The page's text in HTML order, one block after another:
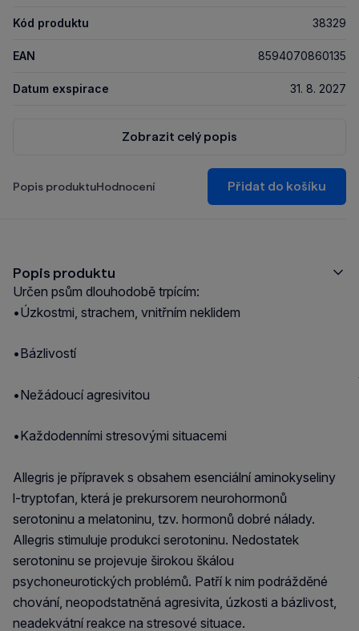
Kód produktu 38329
EAN 8594070860135
Datum exspirace 31. 8. 2027
Zobrazit celý popis
Popis produktuHodnocení Přidat do košíku
Popis produktu
Určen psům dlouhodobě trpícím:
•Úzkostmi, strachem, vnitřním neklidem
•Bázlivostí
•Nežádoucí agresivitou
•Každodenními stresovými situacemi
Allegris je přípravek s obsahem esenciální aminokyseliny
l-tryptofan, která je prekursorem neurohormonů
serotoninu a melatoninu, tzv. hormonů dobré nálady.
Allegris stimuluje produkci serotoninu. Nedostatek
serotoninu se projevuje širokou škálou
psychoneurotických problémů. Patří k nim podrážděné
chování, neopodstatněná agresivita, úzkosti a bázlivost,
neadekvátní reakce na stresové situace.